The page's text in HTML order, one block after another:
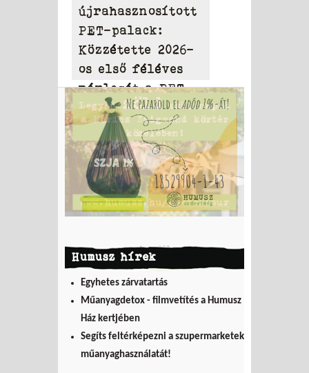
újrahasznosított
PET-palack:
Közzétette 2026-
os első féléves
mérlegét a PET
to PET
Humusz hírek
Egyhetes zárvatartás
Műanyagdetox - filmvetítés a Humusz
Ház kertjében
Segíts feltérképezni a szupermarketek
műanyaghasználatát!